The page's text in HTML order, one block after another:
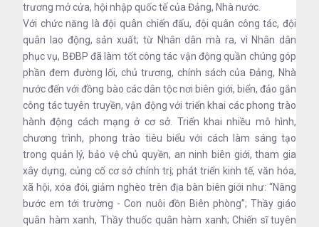
trương mở cửa, hội nhập quốc tế của Đảng, Nhà nước.
Với chức năng là đội quân chiến đấu, đội quân công tác, đội
quân lao động, sản xuất; từ Nhân dân mà ra, vì Nhân dân
phục vụ, BĐBP đã làm tốt công tác vận động quần chúng góp
phần đem đường lối, chủ trương, chính sách của Đảng, Nhà
nước đến với đồng bào các dân tộc nơi biên giới, biển, đảo gắn
công tác tuyên truyền, vận động với triển khai các phong trào
hành động cách mạng ở cơ sở. Triển khai nhiều mô hình,
chương trình, phong trào tiêu biểu với cách làm sáng tạo
trong quản lý, bảo vệ chủ quyền, an ninh biên giới, tham gia
xây dựng, củng cố cơ sở chính trị; phát triển kinh tế, văn hóa,
xã hội, xóa đói, giảm nghèo trên địa bàn biên giới như: “Nâng
bước em tới trường - Con nuôi đồn Biên phòng”; Thầy giáo
quân hàm xanh, Thầy thuốc quân hàm xanh; Chiến sĩ tuyên